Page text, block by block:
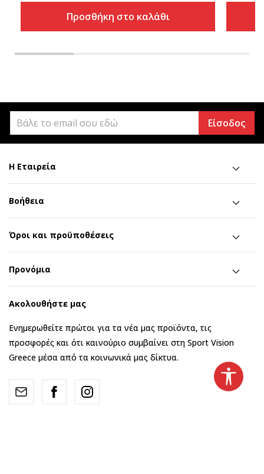
Προσθήκη στο καλάθι
Είσοδος
Η Εταιρεία
Βοήθεια
Όροι και προϋποθέσεις
Προνόμια
Ακολουθήστε μας
Ενημερωθείτε πρώτοι για τα νέα μας προϊόντα, τις
προσφορές και ότι καινούριο συμβαίνει στη Sport Vision
Greece μέσα από τα κοινωνικά μας δίκτυα.